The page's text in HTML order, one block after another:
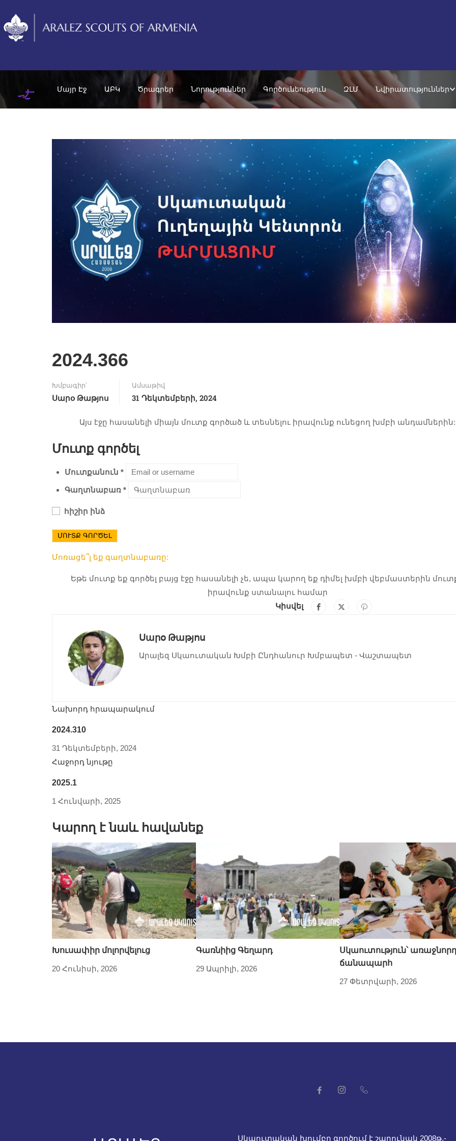
Մայր Էջ ԱԲԿ Ծրագրեր Նորություններ Գործունեություն ԶԼՄ Նվիրատություններ
2024.366
Խմբագիր՝
Սարօ Թաթյոս
Ամսաթիվ
31 Դեկտեմբերի, 2024
Այս էջը հասանելի միայն մուտք գործած և տեսնելու իրավունք ունեցող խմբի անդամներին:
Մուտք գործել
Մուտքանուն *
Գաղտնաբառ *
հիշիր ինձ
ՄՈՒՏՔ ԳՈՐԾԵԼ
Մոռացե՞լ եք գաղտնաբառը:
Եթե մուտք եք գործել բայց էջը հասանելի չե, ապա կարող եք դիմել խմբի վեբմաստերին
իրավունք ստանալու համար
Կիսվել
Սարօ Թաթյոս
Արալեզ Սկաուտական Խմբի Ընդհանուր Խմբապետ - Վաշտապետ
Նախորդ հրապարակում
2024.310
31 Դեկտեմբերի, 2024
Հաջորդ նյութը
2025.1
1 Հունվարի, 2025
Կարող է նաև հավանեք
Խուսափիր մոլորվելուց
20 Հունիսի, 2026
Գառնիից Գեղարդ
29 Ապրիլի, 2026
Սկաուտություն՝
ճանապարհ
27 Փետրվարի, 2026
Սկաուտական խումբը գործում է շարունակ 2008թ.-